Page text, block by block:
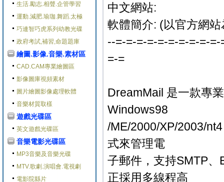
生活.勵志.相聲.企管學習
運動.減肥.瑜珈.舞蹈.太極
巧連智巧虎系列幼教光碟
政府考試,補習,命題題庫
繪圖.影像.音樂.素材區
CAD.CAM專業繪圖區
影像圖庫視頻素材
圖片繪圖影像處理軟體
音樂材質取樣
遊戲光碟區
英文遊戲光碟區
音樂電影光碟區
MP3音樂及音樂光碟
MTV.歌劇.演唱會.電視劇
電影院縣片
中文網站:
軟體簡介: (以官方網站
--=-=-=-=-=-=-=-=-=-
=-=
DreamMail 是一款專
Windows98
/ME/2000/XP/2003/
式來管理電
子郵件，支持SMTP
正採用多線程高